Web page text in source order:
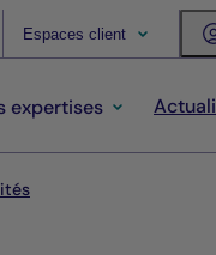
Espaces client
expertises